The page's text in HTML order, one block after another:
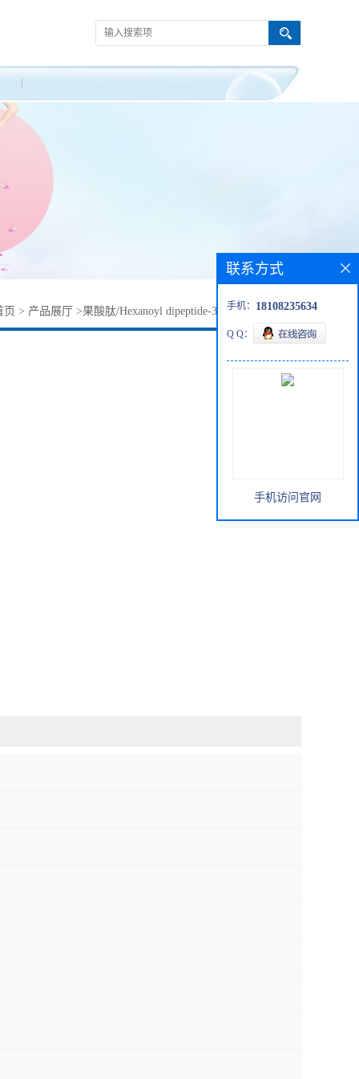
页 > 产品展厅 >果酸肽/Hexanoyl dipeptide-3 norleucine acetate
联系方式
手机： 18108235634
Q Q：
手机访问官网